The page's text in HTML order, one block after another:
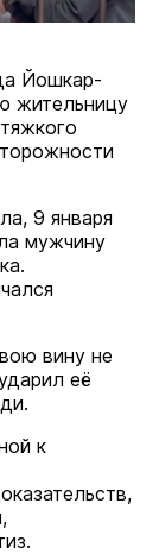
Йошкар-
жительницу
9 января
мужчину
вину не
её
к